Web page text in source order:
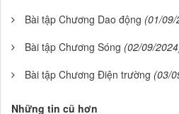
Bài tập Chương Dao động (01/09/
Bài tập Chương Sóng (02/09/
Bài tập Chương Điện trường (03/
Những tin cũ hơn